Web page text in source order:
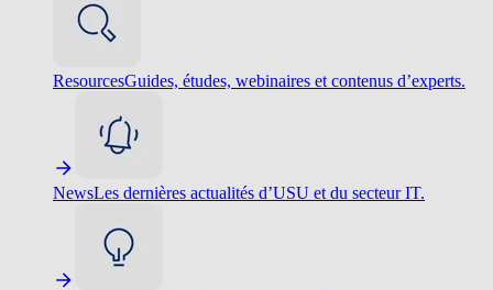
ResourcesGuides, études, webinaires et contenus d’experts.
NewsLes dernières actualités d’USU et du secteur IT.